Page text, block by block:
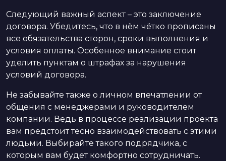
Следующий важный аспект – это заключение
договора. Убедитесь, что в нём чётко прописаны
все обязательства сторон, сроки выполнения и
условия оплаты. Особенное внимание стоит
уделить пунктам о штрафах за нарушения
условий договора.
Не забывайте также о личном впечатлении от
общения с менеджерами и руководителем
компании. Ведь в процессе реализации проекта
вам предстоит тесно взаимодействовать с этими
людьми. Выбирайте такого подрядчика, с
которым вам будет комфортно сотрудничать.